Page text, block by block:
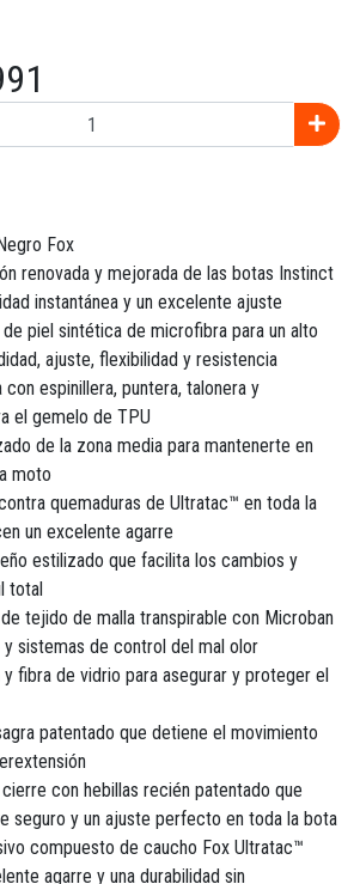
Fox
renovada y mejorada de las botas Instinct
instantánea y un excelente ajuste
piel sintética de microfibra para un alto
ajuste, flexibilidad y resistencia
con espinillera, puntera, talonera y
el gemelo de TPU
de la zona media para mantenerte en
moto
quemaduras de Ultratac™ en toda la
un excelente agarre
estilizado que facilita los cambios y
total
tejido de malla transpirable con Microban
y sistemas de control del mal olor
y fibra de vidrio para asegurar y proteger el
patentado que detiene el movimiento
con hebillas recién patentado que
seguro y un ajuste perfecto en toda la bota
compuesto de caucho Fox Ultratac™
agarre y una durabilidad sin